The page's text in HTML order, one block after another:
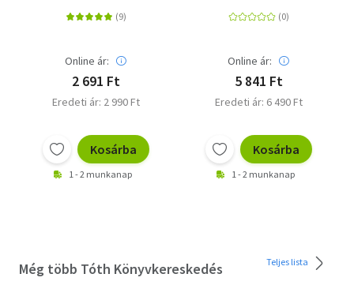
Online ár:
2 691 Ft
Eredeti ár: 2 990 Ft
Kosárba
1 - 2 munkanap
Online ár:
5 841 Ft
Eredeti ár: 6 490 Ft
Kosárba
1 - 2 munkanap
Még több Tóth Könyvkereskedés Teljes lista